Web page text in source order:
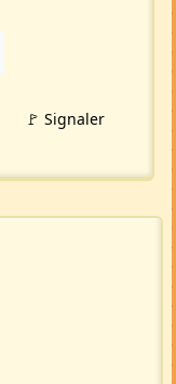
🚩 Signaler